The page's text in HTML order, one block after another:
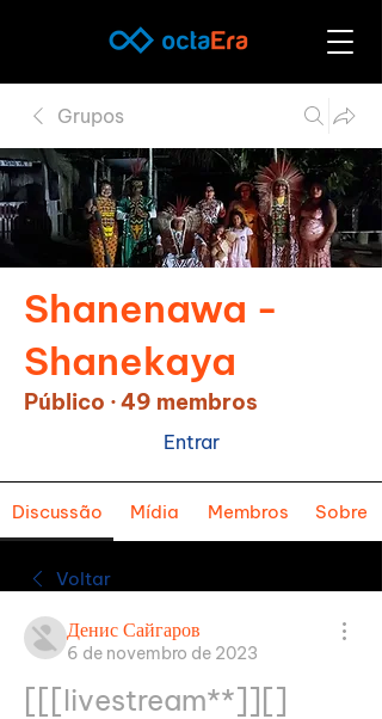
Grupos
Shanenawa -
Shanekaya
Público ·49 membros
Entrar
Discussão Mídia Membros Sobre
Voltar
Денис Сайгаров
6 de novembro de 2023
[[[livestream**]][]